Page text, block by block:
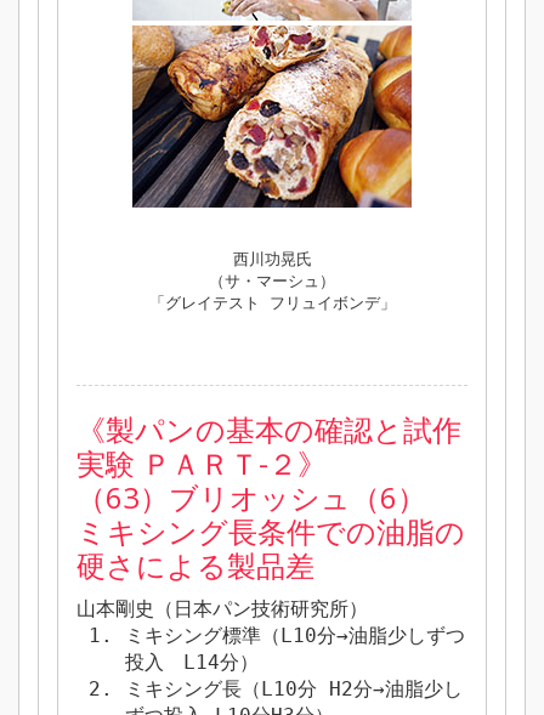
西川功晃氏
（サ・マーシュ）
「グレイテスト フリュイボンデ」
《製パンの基本の確認と試作
実験 ＰＡＲＴ-２》
（63）ブリオッシュ（6）
ミキシング長条件での油脂の
硬さによる製品差
山本剛史（日本パン技術研究所）
ミキシング標準（L10分→油脂少しずつ
投入 L14分）
ミキシング長（L10分 H2分→油脂少し